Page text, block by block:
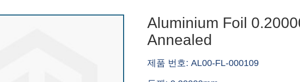
Aluminium Foil
Annealed
제품 번호: AL00-FL-000109